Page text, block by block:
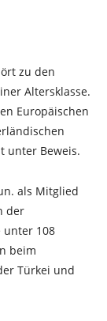
zu den
Altersklasse.
Europäischen
unter Beweis.
als Mitglied
der
unter 108
beim
Türkei und